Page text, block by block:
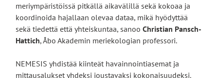
meriympäristöissä pitkällä aikavälillä sekä kokoaa ja
koordinoida hajallaan olevaa dataa, mikä hyödyttää
sekä tiedettä että yhteiskuntaa, sanoo Christian Pansch-
Hattich, Åbo Akademin meriekologian professori.
NEMESIS yhdistää kiinteät havainnointiasemat ja
mittausalukset yhdeksi joustavaksi kokonaisuudeksi.